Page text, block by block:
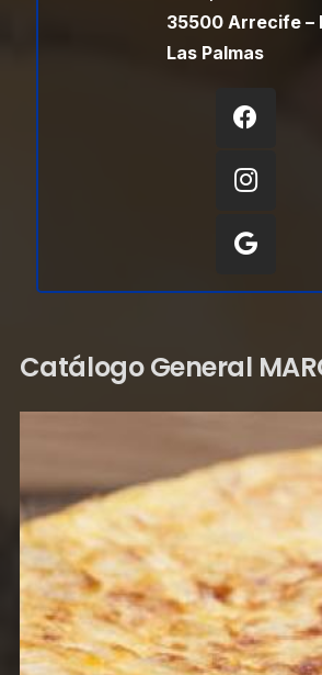
35500 Arrecife –
Las Palmas
Catálogo General